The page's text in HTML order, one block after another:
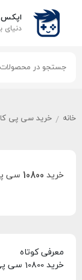
دنیای
خانه / خرید سی پی
خرید 10800 سی پی کالاف دیوتی موبایل اقتصادی و زمانبر
معرفی کوتاه
خرید 10800 سی پی کالاف دیوتی موبایل اقتصادی و زمانبر